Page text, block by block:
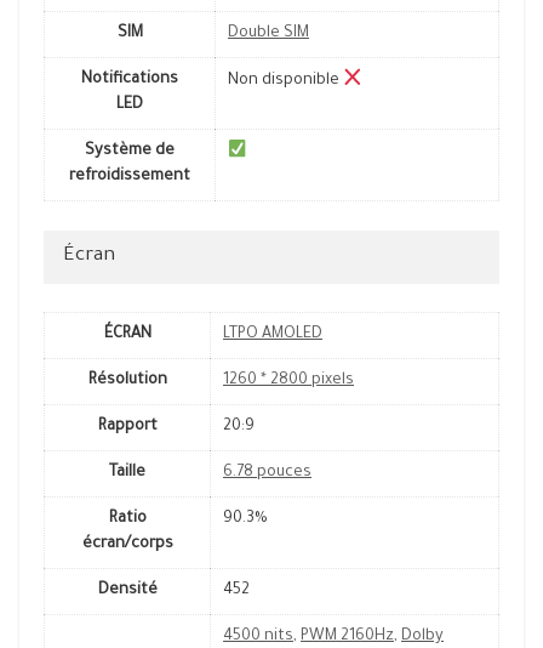
SIM Double SIM
Notifications
LED
Non disponible
Système de
refroidissement
Écran
ÉCRAN LTPO AMOLED
Résolution 1260 * 2800 pixels
Rapport 20:9
Taille 6.78 pouces
Ratio
écran/corps
90.3%
Densité 452
4500 nits, PWM 2160Hz, Dolby